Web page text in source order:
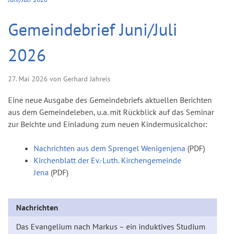
Gemeindebrief Juni/Juli
2026
27. Mai 2026 von Gerhard Jahreis
Eine neue Ausgabe des Gemeindebriefs aktuellen Berichten
aus dem Gemeindeleben, u.a. mit Rückblick auf das Seminar
zur Beichte und Einladung zum neuen Kindermusicalchor:
Nachrichten aus dem Sprengel Wenigenjena (PDF)
Kirchenblatt der Ev.-Luth. Kirchengemeinde
Jena (PDF)
Nachrichten
Das Evangelium nach Markus – ein induktives Studium